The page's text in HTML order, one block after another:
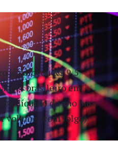
já colocou R$ 9,5
ações brasileiro em
líquido do ano para
volume (com folga)